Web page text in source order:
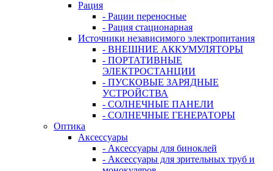
Рация
- Рации переносные
- Рация стационарная
Источники независимого электропитания
- ВНЕШНИЕ АККУМУЛЯТОРЫ
- ПОРТАТИВНЫЕ
ЭЛЕКТРОСТАНЦИИ
- ПУСКОВЫЕ ЗАРЯДНЫЕ
УСТРОЙСТВА
- СОЛНЕЧНЫЕ ПАНЕЛИ
- СОЛНЕЧНЫЕ ГЕНЕРАТОРЫ
Оптика
Аксессуары
- Аксессуары для биноклей
- Аксессуары для зрительных труб и